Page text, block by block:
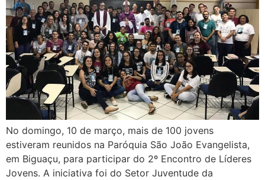
No domingo, 10 de março, mais de 100 jovens
estiveram reunidos na Paróquia São João Evangelista,
em Biguaçu, para participar do 2º Encontro de Líderes
Jovens. A iniciativa foi do Setor Juventude da